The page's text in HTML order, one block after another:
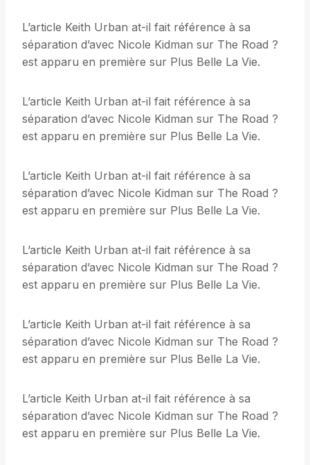
L’article Keith Urban at-il fait référence à sa
séparation d’avec Nicole Kidman sur The Road ?
est apparu en première sur Plus Belle La Vie.
L’article Keith Urban at-il fait référence à sa
séparation d’avec Nicole Kidman sur The Road ?
est apparu en première sur Plus Belle La Vie.
L’article Keith Urban at-il fait référence à sa
séparation d’avec Nicole Kidman sur The Road ?
est apparu en première sur Plus Belle La Vie.
L’article Keith Urban at-il fait référence à sa
séparation d’avec Nicole Kidman sur The Road ?
est apparu en première sur Plus Belle La Vie.
L’article Keith Urban at-il fait référence à sa
séparation d’avec Nicole Kidman sur The Road ?
est apparu en première sur Plus Belle La Vie.
L’article Keith Urban at-il fait référence à sa
séparation d’avec Nicole Kidman sur The Road ?
est apparu en première sur Plus Belle La Vie.